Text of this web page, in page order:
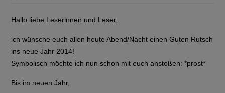
Hallo liebe Leserinnen und Leser,
ich wünsche euch allen heute Abend/Nacht einen Guten Rutsch
ins neue Jahr 2014!
Symbolisch möchte ich nun schon mit euch anstoßen: *prost*
Bis im neuen Jahr,